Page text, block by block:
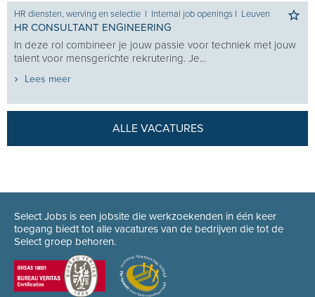
HR diensten, werving en selectie I Internal job openings I Leuven
HR CONSULTANT ENGINEERING
In deze rol combineer je jouw passie voor techniek met jouw
talent voor mensgerichte rekrutering. Je...
Lees meer
ALLE VACATURES
Select Jobs is een jobsite die werkzoekenden in één keer
toegang biedt tot alle vacatures van de bedrijven die tot de
Select groep behoren.